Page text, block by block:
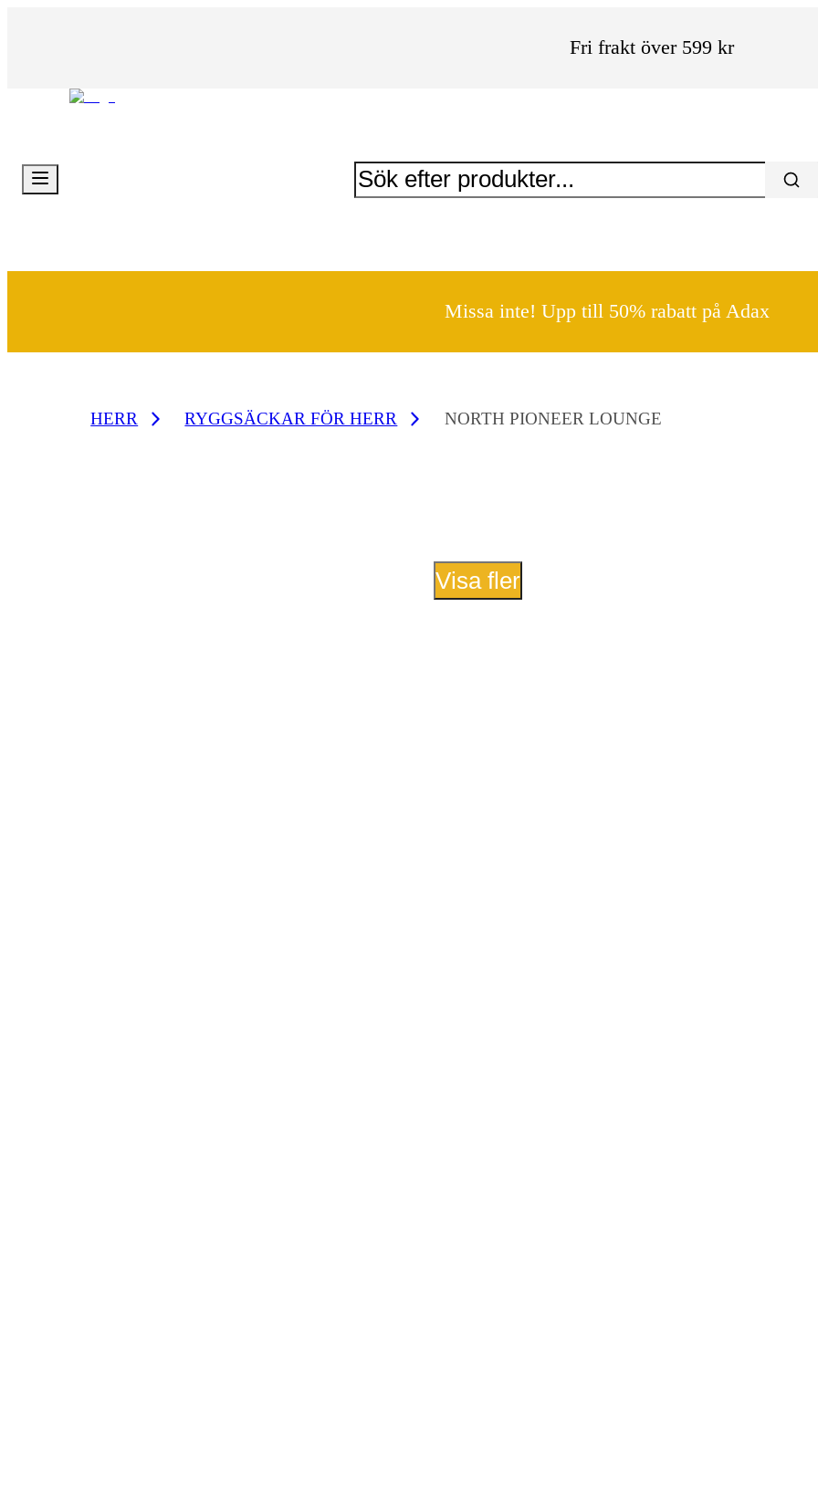
Fri frakt över 599 kr
Missa inte! Upp till 50% rabatt på Adax
HERR RYGGSÄCKAR FÖR HERR NORTH PIONEER LOUNGE
Visa fler